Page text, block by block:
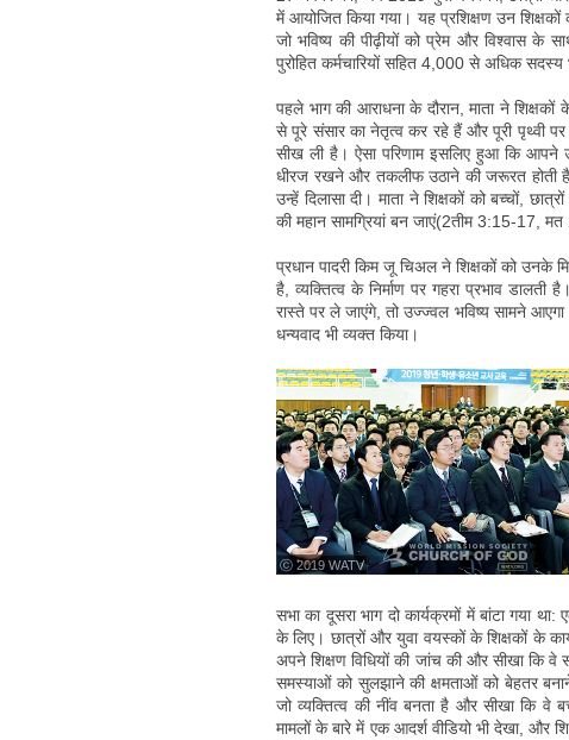
में आयोजित किया गया। यह प्रशिक्षण उन
जो भविष्य की पीढ़ीयों को प्रेम और विश्वास के
पुरोहित कर्मचारियों सहित 4,000 से अधिक सदस्य
पहले भाग की आराधना के दौरान, माता ने
से पूरे संसार का नेतृत्व कर रहे हैं और पूरी पृथ्वी पर
सीख ली है। ऐसा परिणाम इसलिए हुआ कि आपने
धीरज रखने और तकलीफ उठाने की जरूरत होती
उन्हें दिलासा दी। माता ने शिक्षकों को बच्चों,
की महान सामग्रियां बन जाएं(2तीम 3:15-17,
प्रधान पादरी किम जू चिअल ने शिक्षकों को उनके
है, व्यक्तित्व के निर्माण पर गहरा प्रभाव
रास्ते पर ले जाएंगे, तो उज्ज्वल भविष्य सामने
धन्यवाद भी व्यक्त किया।
ⓒ 2019 WATV
सभा का दूसरा भाग दो कार्यक्रमों में बांटा गया
के लिए। छात्रों और युवा वयस्कों के शिक्षकों के
अपने शिक्षण विधियों की जांच की और सीखा कि
समस्याओं को सुलझाने की क्षमताओं को बेहतर
जो व्यक्तित्व की नींव बनता है और सीखा कि वे
मामलों के बारे में एक आदर्श वीडियो भी देखा, और